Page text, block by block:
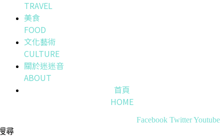
TRAVEL
美食
FOOD
文化藝術
CULTURE
關於迷迷音
ABOUT
首頁
HOME
Facebook TwitterYoutube
尋